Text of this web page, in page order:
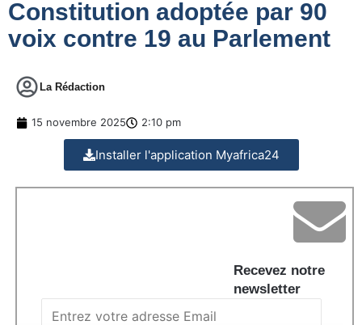
Constitution adoptée par 90
voix contre 19 au Parlement
La Rédaction
15 novembre 2025 2:10 pm
Installer l'application Myafrica24
Recevez notre
newsletter